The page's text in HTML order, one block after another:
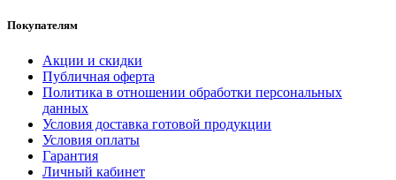
Покупателям
Акции и скидки
Публичная оферта
Политика в отношении обработки персональных
данных
Условия доставка готовой продукции
Условия оплаты
Гарантия
Личный кабинет